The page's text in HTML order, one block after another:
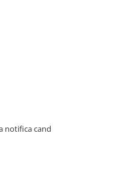
notifica cand